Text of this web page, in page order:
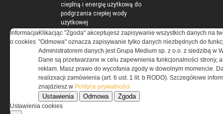
cieplną i energię użytkową do
podgrzania ciepłej wody
użytkowej
Pomieszczenia kotłowni
gazowych
ELEKTRO.INFO
WAGO 221 - teraz również w
Informacja
o cookies
Klikacjąc "Zgoda" akceptujesz zapisywanie wszystkich danych na
"Odmowa" oznacza zapisywanie tylko danych niezbędnych do
Administratorem danych jest Grupa Medium sp. z o.o. z siedzibą w
Dane są przetwarzane w celu zapewnienia funkcjonalności strony,
reklam. Masz prawo do wycofania zgody w dowolnym momencie.
realizxacji zamówienia (art. 6 ust. 1 lit. b RODO). Szczegółowe
znajdziesz w Polityce prywatności
Ustawienia Odmowa Zgoda
Ustawienia cookies